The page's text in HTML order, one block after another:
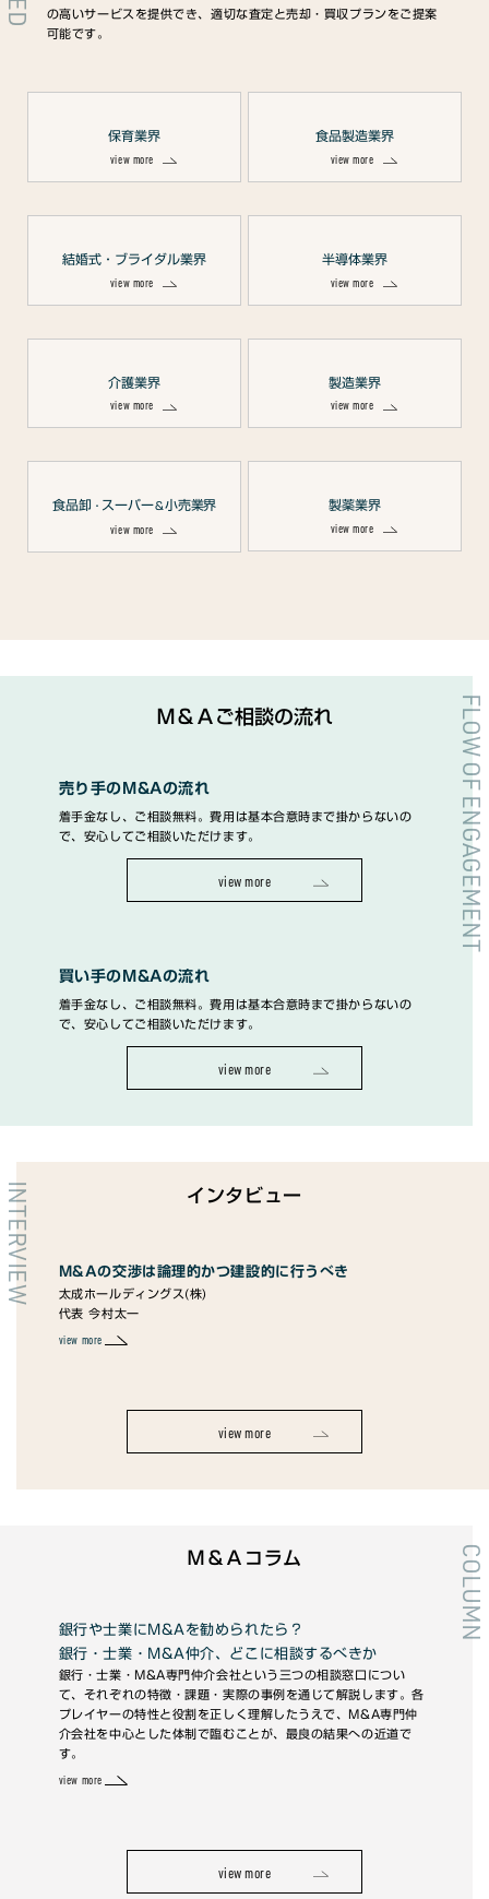
の高いサービスを提供でき、適切な査定と売却・買収プランをご提案
可能です。
保育業界
view more
食品製造業界
view more
結婚式・ブライダル業界
view more
半導体業界
view more
介護業界
view more
製造業界
view more
食品卸 ・ スーパー＆ 小売業界
view more
製薬業界
view more
FLOW OF ENGAGEMENT
Ｍ＆Ａご相談の流れ
売り手のM&Aの流れ
着手金なし、ご相談無料。費用は基本合意時まで掛からないの
で、安心してご相談いただけます。
view more
買い手のM&Aの流れ
着手金なし、ご相談無料。費用は基本合意時まで掛からないの
で、安心してご相談いただけます。
view more
INTERVIEW インタビュー
供 M&Aの交渉は論理的かつ建設的に行うべき
太成ホールディングス(株)
代表 今村太一
view more
view more
COLUMN
Ｍ＆Ａコラム
銀行や士業にM&Aを勧められたら？
銀行・士業・M&A仲介、どこに相談するべきか
銀行・士業・M&A専門仲介会社という三つの相談窓口につい
て、それぞれの特徴・課題・実際の事例を通じて解説します。各
プレイヤーの特性と役割を正しく理解したうえで、M&A専門仲
介会社を中心とした体制で臨むことが、最良の結果への近道で
す。
view more
未
view more